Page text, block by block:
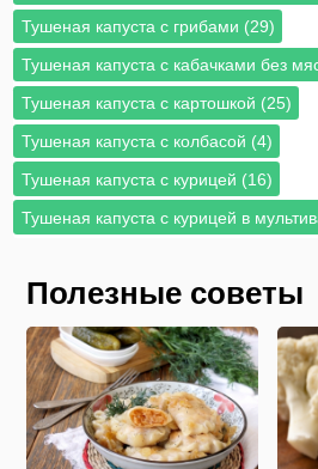
Тушеная капуста с грибами (29)
Тушеная капуста с кабачками без
Тушеная капуста с картошкой (25)
Тушеная капуста с колбасой (4)
Тушеная капуста с курицей (16)
Тушеная капуста с курицей в
Полезные советы